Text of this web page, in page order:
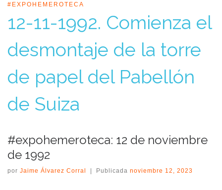
#EXPOHEMEROTECA
12-11-1992. Comienza el
desmontaje de la torre
de papel del Pabellón
de Suiza
#expohemeroteca: 12 de noviembre
de 1992
por Jaime Álvarez Corral Publicada noviembre 12, 2023